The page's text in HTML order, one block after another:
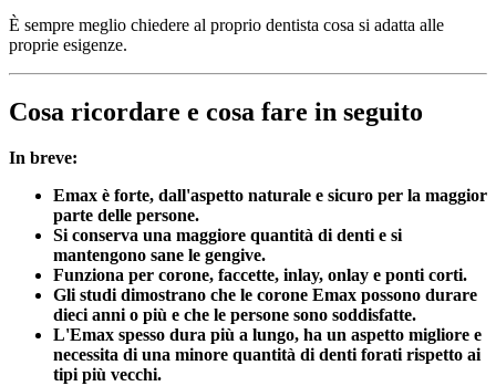
È sempre meglio chiedere al proprio dentista cosa si adatta alle
proprie esigenze.
Cosa ricordare e cosa fare in seguito
In breve:
Emax è forte, dall'aspetto naturale e sicuro per la maggior
parte delle persone.
Si conserva una maggiore quantità di denti e si
mantengono sane le gengive.
Funziona per corone, faccette, inlay, onlay e ponti corti.
Gli studi dimostrano che le corone Emax possono durare
dieci anni o più e che le persone sono soddisfatte.
L'Emax spesso dura più a lungo, ha un aspetto migliore e
necessita di una minore quantità di denti forati rispetto ai
tipi più vecchi.